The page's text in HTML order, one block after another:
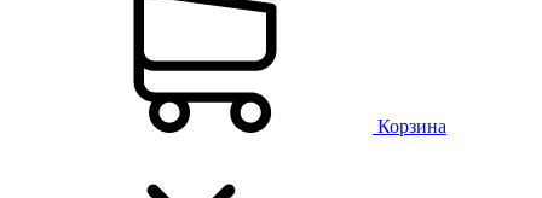
Корзина